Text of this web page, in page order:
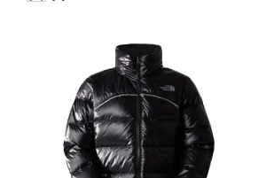
Grâce à son tissu imperméable et son isolation
synthétique, la veste isolée Himalayan vous
protégera [...]